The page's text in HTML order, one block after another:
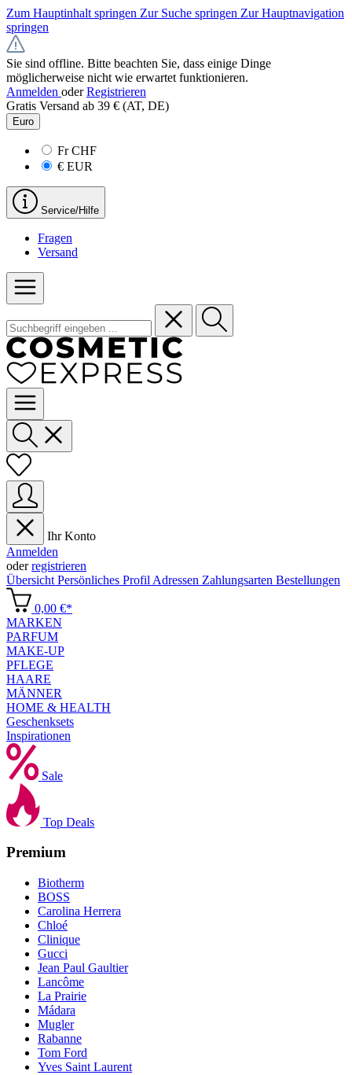
Zum Hauptinhalt springen Zur Suche springen Zur Hauptnavigation
springen
Sie sind offline. Bitte beachten Sie, dass einige Dinge
möglicherweise nicht wie erwartet funktionieren.
Anmelden oder Registrieren
Gratis Versand ab 39 € (AT, DE)
Euro
FrCHF
€ EUR
Service/Hilfe
Fragen
Versand
Ihr Konto
Anmelden
oderregistrieren
Übersicht Persönliches Profil Adressen Zahlungsarten Bestellungen
0,00 €*
MARKEN
PARFUM
MAKE-UP
PFLEGE
HAARE
MÄNNER
HOME & HEALTH
Geschenksets
Inspirationen
Sale
Top Deals
Premium
Biotherm
BOSS
Carolina Herrera
Chloé
Clinique
Gucci
Jean Paul Gaultier
Lancôme
La Prairie
Mádara
Mugler
Rabanne
Tom Ford
Yves Saint Laurent